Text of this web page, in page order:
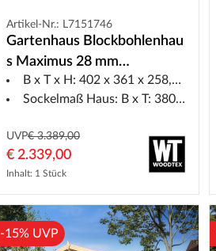
Artikel-Nr.: L7151746
Gartenhaus Blockbohlenhau
s Maximus 28 mm
naturbelassen
B x T x H: 402 x 361 x 258,5 cm
Sockelmaß Haus: B x T: 380 x 290 cm
UVP€ 3.389,00
€ 2.339,00
Inhalt: 1 Stück
-15% UVP